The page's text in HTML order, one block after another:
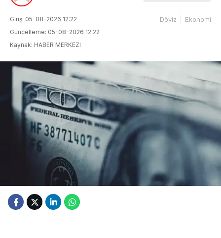
Giriş: 05-08-2026 12:22
Güncelleme: 05-08-2026 12:22
Kaynak: HABER MERKEZI
Döviz Ekonomi